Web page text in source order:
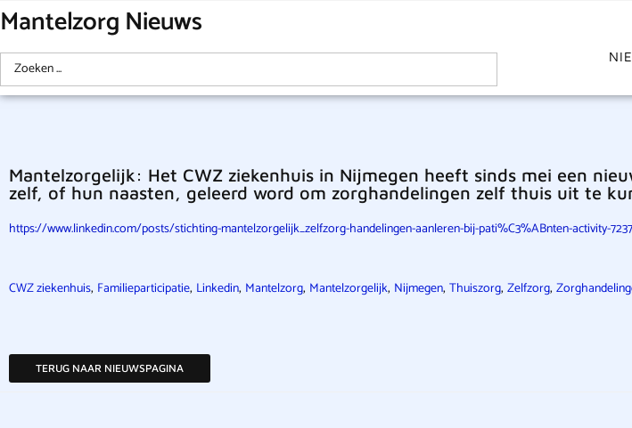
Mantelzorg Nieuws
Mantelzorgelijk: Het CWZ ziekenhuis in Nijmegen heeft sinds mei een
zelf, of hun naasten, geleerd word om zorghandelingen zelf thuis uit te
https://www.linkedin.com/posts/stichting-mantelzorgelijk_zelfzorg-handelingen-aanleren-bij-pati%C3%ABnten-activity-
CWZ ziekenhuis, Familieparticipatie, Linkedin, Mantelzorg, Mantelzorgelijk, Nijmegen, Thuiszorg, Zelfzorg,
TERUG NAAR NIEUWSPAGINA